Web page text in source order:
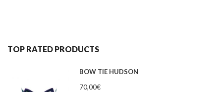
TOP RATED PRODUCTS
BOW TIE HUDSON
70,00€